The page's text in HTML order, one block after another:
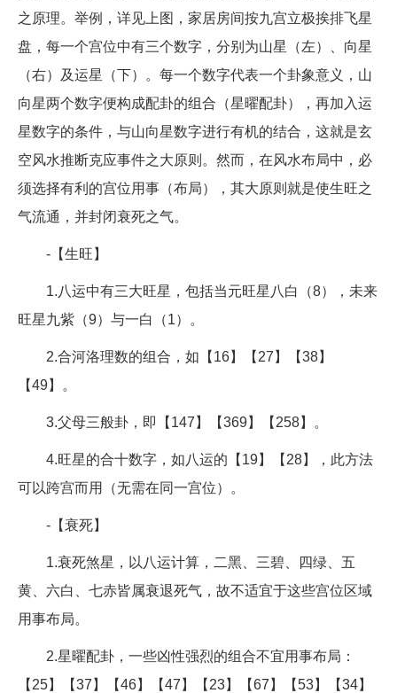
之原理。举例，详见上图，家居房间按九宫立极挨排飞星
盘，每一个宫位中有三个数字，分别为山星（左）、向星
（右）及运星（下）。每一个数字代表一个卦象意义，山
向星两个数字便构成配卦的组合（星曜配卦），再加入运
星数字的条件，与山向星数字进行有机的结合，这就是玄
空风水推断克应事件之大原则。然而，在风水布局中，必
须选择有利的宫位用事（布局），其大原则就是使生旺之
气流通，并封闭衰死之气。
-【生旺】
1.八运中有三大旺星，包括当元旺星八白（8），未来
旺星九紫（9）与一白（1）。
2.合河洛理数的组合，如【16】【27】【38】
【49】。
3.父母三般卦，即【147】【369】【258】。
4.旺星的合十数字，如八运的【19】【28】，此方法
可以跨宫而用（无需在同一宫位）。
-【衰死】
1.衰死煞星，以八运计算，二黑、三碧、四绿、五
黄、六白、七赤皆属衰退死气，故不适宜于这些宫位区域
用事布局。
2.星曜配卦，一些凶性强烈的组合不宜用事布局：
【25】【37】【46】【47】【23】【67】【53】【34】